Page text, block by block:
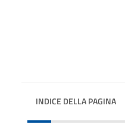
INDICE DELLA PAGINA